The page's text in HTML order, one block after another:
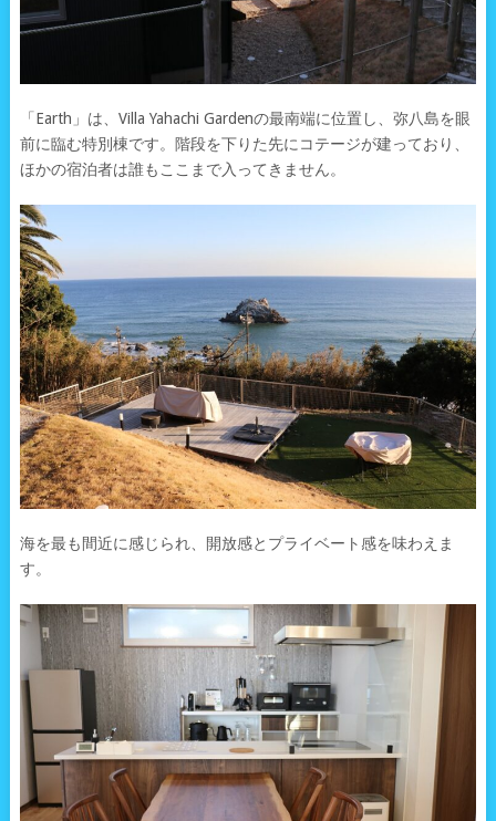
「Earth」は、Villa Yahachi Gardenの最南端に位置し、弥八島を眼
前に臨む特別棟です。階段を下りた先にコテージが建っており、
ほかの宿泊者は誰もここまで入ってきません。
海を最も間近に感じられ、開放感とプライベート感を味わえま
す。